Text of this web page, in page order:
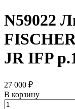
N59022
JR IFP
27 000 ₽
В корзину